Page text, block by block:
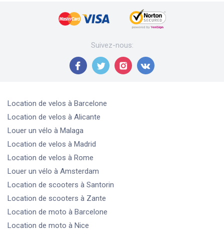
Suivez-nous:
Location de velos à Barcelone
Location de velos à Alicante
Louer un vélo à Malaga
Location de velos à Madrid
Location de velos à Rome
Louer un vélo à Amsterdam
Location de scooters à Santorin
Location de scooters à Zante
Location de moto à Barcelone
Location de moto à Nice